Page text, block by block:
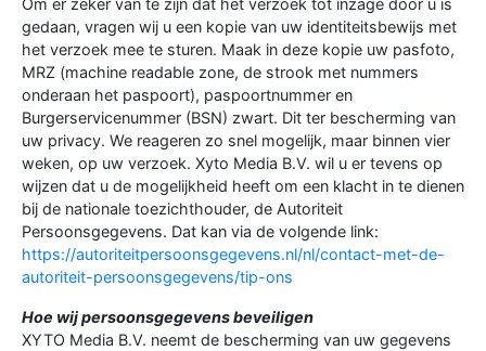
gedaan, vragen wij u een kopie van uw identiteitsbewijs met
het verzoek mee te sturen. Maak in deze kopie uw pasfoto,
MRZ (machine readable zone, de strook met nummers
onderaan het paspoort), paspoortnummer en
Burgerservicenummer (BSN) zwart. Dit ter bescherming van
uw privacy. We reageren zo snel mogelijk, maar binnen vier
weken, op uw verzoek. Xyto Media B.V. wil u er tevens op
wijzen dat u de mogelijkheid heeft om een klacht in te dienen
bij de nationale toezichthouder, de Autoriteit
Persoonsgegevens. Dat kan via de volgende link:
https://autoriteitpersoonsgegevens.nl/nl/contact-met-de-
autoriteit-persoonsgegevens/tip-ons
Hoe wij persoonsgegevens beveiligen
XYTO Media B.V. neemt de bescherming van uw gegevens